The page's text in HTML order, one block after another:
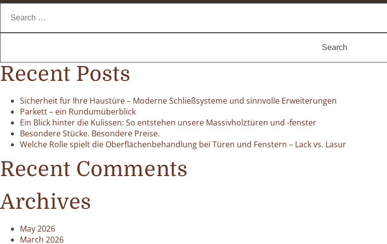
for:
Recent Posts
Sicherheit für Ihre Haustüre – Moderne Schließsysteme und sinnvolle Erweiterungen
Parkett – ein Rundumüberblick
Ein Blick hinter die Kulissen: So entstehen unsere Massivholztüren und -fenster
Besondere Stücke. Besondere Preise.
Welche Rolle spielt die Oberflächenbehandlung bei Türen und Fenstern – Lack vs. Lasur
Recent Comments
Archives
May 2026
March 2026